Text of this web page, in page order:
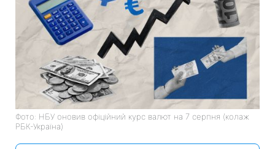
Фото: НБУ оновив офіційний курс валют на 7 серпня (колаж
РБК-Україна)